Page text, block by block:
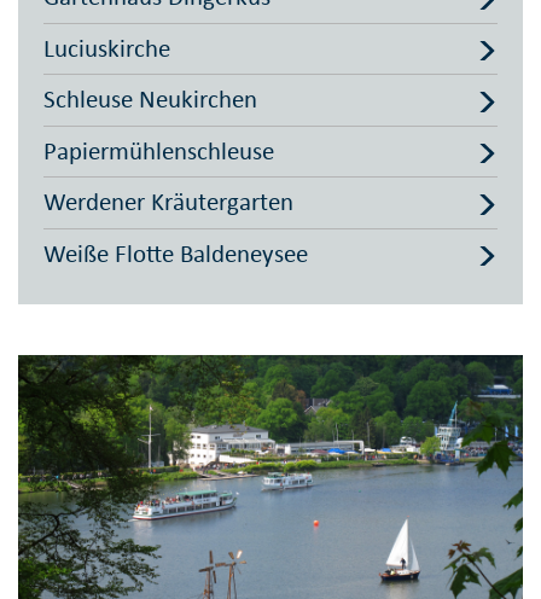
Luciuskirche
Schleuse Neukirchen
Papiermühlenschleuse
Werdener Kräutergarten
Weiße Flotte Baldeneysee